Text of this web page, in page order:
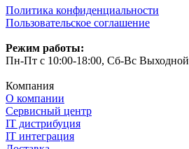
Политика конфиденциальности
Пользовательское соглашение
Режим работы:
Пн-Пт с 10:00-18:00, Сб-Вс Выходной
Компания
О компании
Сервисный центр
IT дистрибуция
IT интеграция